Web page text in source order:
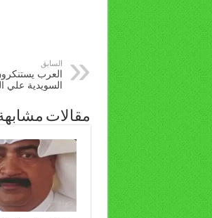
السابق
العرب
السويدية علي
مقالات